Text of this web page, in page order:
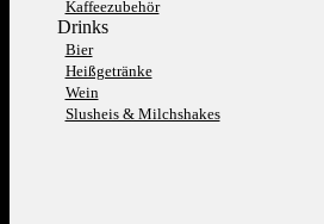
Kaffeezubehör
Drinks
Bier
Heißgetränke
Wein
Slusheis & Milchshakes